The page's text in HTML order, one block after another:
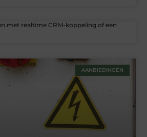
met realtime CRM-koppeling of een
AANBIEDINGEN